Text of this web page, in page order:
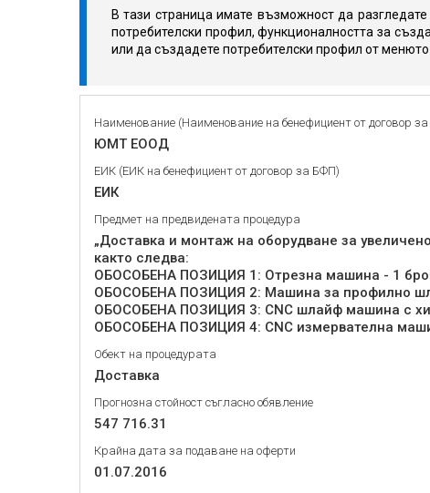
В тази страница имате възможност да
потребителски профил, функционалността за
или да създадете потребителски профил от
Наименование (Наименование на бенефициент от договор
ЮМТ ЕООД
ЕИК (ЕИК на бенефициент от договор за БФП)
ЕИК
Предмет на предвидената процедура
„Доставка и монтаж на оборудване за
както следва:
ОБОСОБЕНА ПОЗИЦИЯ 1: Отрезна машина - 1
ОБОСОБЕНА ПОЗИЦИЯ 2: Машина за профилно
ОБОСОБЕНА ПОЗИЦИЯ 3: CNC шлайф машина с
ОБОСОБЕНА ПОЗИЦИЯ 4: CNC измервателна
Обект на процедурата
Доставка
Прогнозна стойност съгласно обявление
547 716.31
Крайна дата за подаване на оферти
01.07.2016